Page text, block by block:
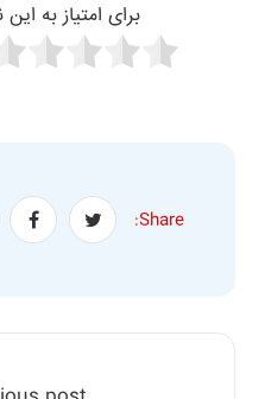
برای امتیاز به
Share: